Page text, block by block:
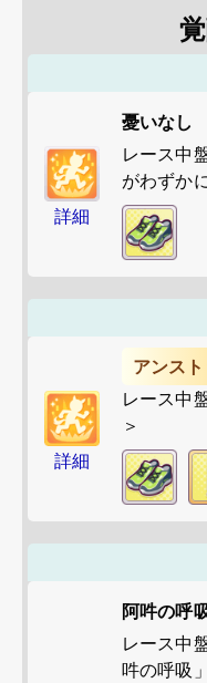
詳細
憂いなし
レース中
がわずか
詳細
アンス
レース中
＞
阿吽の呼
レース中
吽の呼吸